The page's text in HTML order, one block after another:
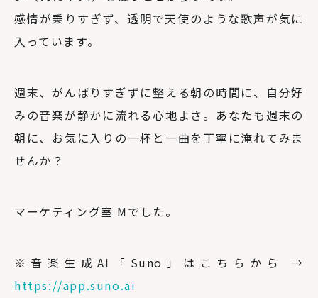
感情が乗りすぎず、透明で天使のような歌声が気に
入っています。
週末、がんばりすぎずに整える朝の時間に、自分好
みの音楽が静かに流れる心地よさ。あなたも週末の
朝に、お気に入りの一杯と一曲を丁寧に淹れてみま
せんか？
マーケティング室 Mでした。
※音楽生成AI「Suno」はこちらから →
https://app.suno.ai